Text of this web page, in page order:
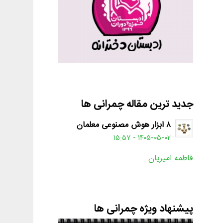
جدید ترین مقاله چمرانی ها
۸ ابزار هوش مصنوعی معلمان
۱۴۰۵-۰۵-۰۲ - ۱۵:۵۷
فاطمه امیریان
پیشنهاد ویژه چمرانی ها